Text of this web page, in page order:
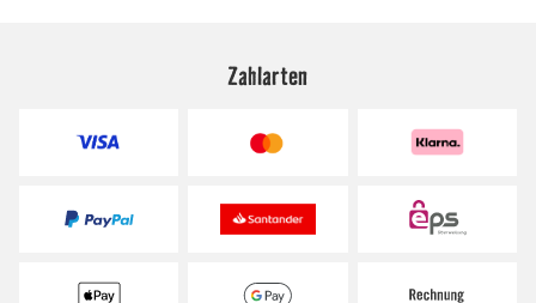
Zahlarten